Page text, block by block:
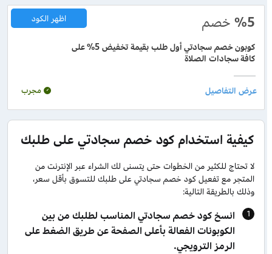
%5 خصم
كوبون خصم سجادتي أول طلب بقيمة تخفيض 5% على
كافة سجادات الصلاة
اظهر الكود
مجرب
كيفية استخدام كود خصم سجادتي على طلبك
لا تحتاج للكثير من الخطوات حتى يتسنى لك الشراء عبر الإنترنت من
المتجر مع تفعيل كود خصم سجادتي على طلبك للتسوق بأقل سعر،
وذلك بالطريقة التالية:
انسخ كود خصم سجادتي المناسب لطلبك من بين
الكوبونات الفعالة بأعلى الصفحة عن طريق الضغط على
الرمز الترويجي.